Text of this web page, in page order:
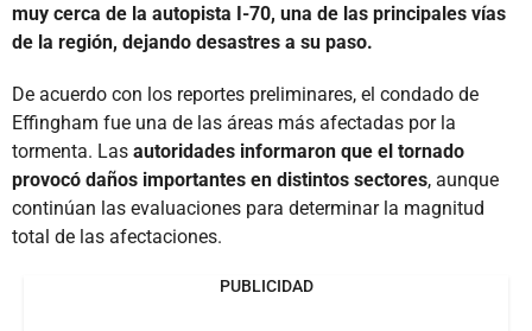
muy cerca de la autopista I-70, una de las principales vías
de la región, dejando desastres a su paso.
De acuerdo con los reportes preliminares, el condado de
Effingham fue una de las áreas más afectadas por la
tormenta. Las autoridades informaron que el tornado
provocó daños importantes en distintos sectores, aunque
continúan las evaluaciones para determinar la magnitud
total de las afectaciones.
PUBLICIDAD